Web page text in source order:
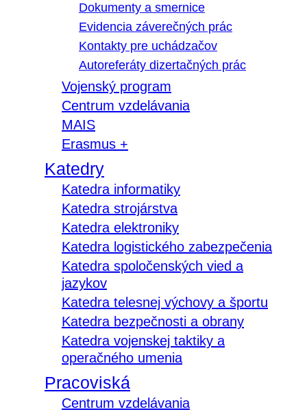
Dokumenty a smernice
Evidencia záverečných prác
Kontakty pre uchádzačov
Autoreferáty dizertačných prác
Vojenský program
Centrum vzdelávania
MAIS
Erasmus +
Katedry
Katedra informatiky
Katedra strojárstva
Katedra elektroniky
Katedra logistického zabezpečenia
Katedra spoločenských vied a
jazykov
Katedra telesnej výchovy a športu
Katedra bezpečnosti a obrany
Katedra vojenskej taktiky a
operačného umenia
Pracoviská
Centrum vzdelávania